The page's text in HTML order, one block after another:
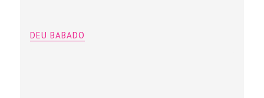
DEU BABADO